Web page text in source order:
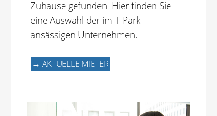
Zuhause gefunden. Hier finden Sie
eine Auswahl der im T-Park
ansässigen Unternehmen.
→ AKTUELLE MIETER